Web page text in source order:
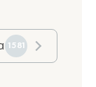
1581